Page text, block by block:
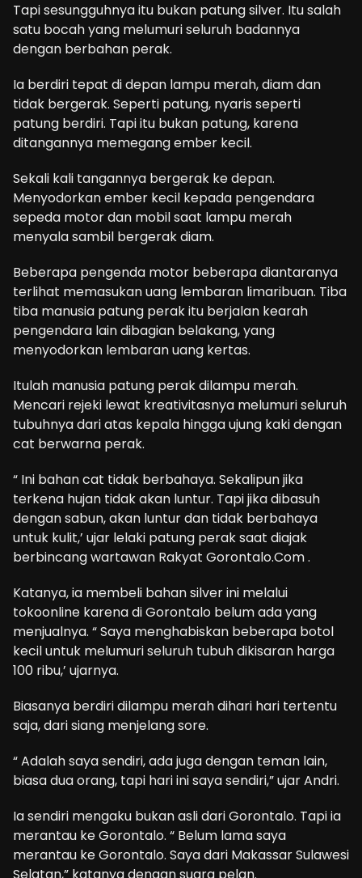
Tapi sesungguhnya itu bukan patung silver. Itu salah
satu bocah yang melumuri seluruh badannya
dengan berbahan perak.
Ia berdiri tepat di depan lampu merah, diam dan
tidak bergerak. Seperti patung, nyaris seperti
patung berdiri. Tapi itu bukan patung, karena
ditangannya memegang ember kecil.
Sekali kali tangannya bergerak ke depan.
Menyodorkan ember kecil kepada pengendara
sepeda motor dan mobil saat lampu merah
menyala sambil bergerak diam.
Beberapa pengenda motor beberapa diantaranya
terlihat memasukan uang lembaran limaribuan. Tiba
tiba manusia patung perak itu berjalan kearah
pengendara lain dibagian belakang, yang
menyodorkan lembaran uang kertas.
Itulah manusia patung perak dilampu merah.
Mencari rejeki lewat kreativitasnya melumuri seluruh
tubuhnya dari atas kepala hingga ujung kaki dengan
cat berwarna perak.
“ Ini bahan cat tidak berbahaya. Sekalipun jika
terkena hujan tidak akan luntur. Tapi jika dibasuh
dengan sabun, akan luntur dan tidak berbahaya
untuk kulit,’ ujar lelaki patung perak saat diajak
berbincang wartawan Rakyat Gorontalo.Com .
Katanya, ia membeli bahan silver ini melalui
tokoonline karena di Gorontalo belum ada yang
menjualnya. “ Saya menghabiskan beberapa botol
kecil untuk melumuri seluruh tubuh dikisaran harga
100 ribu,’ ujarnya.
Biasanya berdiri dilampu merah dihari hari tertentu
saja, dari siang menjelang sore.
“ Adalah saya sendiri, ada juga dengan teman lain,
biasa dua orang, tapi hari ini saya sendiri,” ujar Andri.
Ia sendiri mengaku bukan asli dari Gorontalo. Tapi ia
merantau ke Gorontalo. “ Belum lama saya
merantau ke Gorontalo. Saya dari Makassar Sulawesi